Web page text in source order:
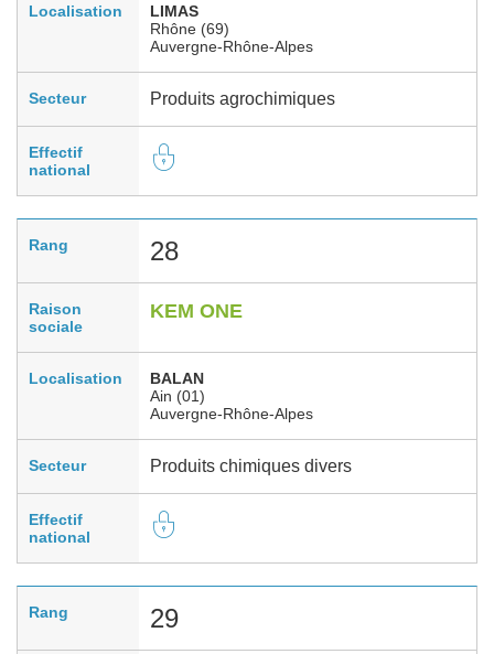
Localisation
LIMAS
Rhône (69)
Auvergne-Rhône-Alpes
Secteur Produits agrochimiques
Effectif
national
Rang 28
Raison
sociale
KEM ONE
Localisation
BALAN
Ain (01)
Auvergne-Rhône-Alpes
Secteur Produits chimiques divers
Effectif
national
Rang 29